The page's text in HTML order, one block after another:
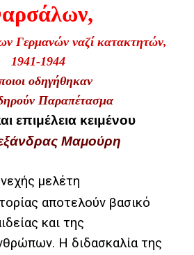
Γερμανών ναζί κατακτητών,
1941-1944
οδηγήθηκαν
Παραπέτασμα
επιμέλεια κειμένου
Μαμούρη
μελέτη
αποτελούν βασικό
και της
Η διδασκαλία της